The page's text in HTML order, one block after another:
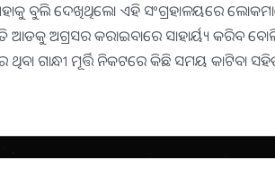
ବୁଲି ଦେଖିଥିଲେ। ଏହି ସଂଗ୍ରହାଳୟରେ
ଆଡକୁ ଅଗ୍ରସର କରାଇବାରେ ସାହାର୍ୟ୍ୟ କରିବ
ଥିବା ଗାନ୍ଧୀ ମୂର୍ତ୍ତି ନିକଟରେ କିଛି ସମୟ କାଟିବା